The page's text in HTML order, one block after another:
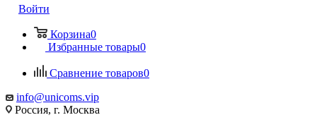
Войти
Корзина0
Избранные товары0
Сравнение товаров0
info@unicoms.vip
Россия, г. Москва